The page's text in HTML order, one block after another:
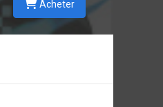
Acheter